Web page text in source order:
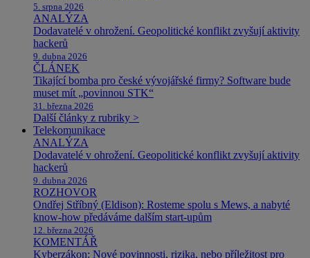
5. srpna 2026
ANALÝZA
Dodavatelé v ohrožení. Geopolitické konflikt zvyšují aktivity
hackerů
9. dubna 2026
ČLÁNEK
Tikající bomba pro české vývojářské firmy? Software bude
muset mít „povinnou STK“
31. března 2026
Další články z rubriky >
Telekomunikace
ANALÝZA
Dodavatelé v ohrožení. Geopolitické konflikt zvyšují aktivity
hackerů
9. dubna 2026
ROZHOVOR
Ondřej Stříbný (Eldison): Rosteme spolu s Mews, a nabyté
know-how předáváme dalším start-upům
12. března 2026
KOMENTÁŘ
Kyberzákon: Nové povinnosti, rizika, nebo příležitost pro